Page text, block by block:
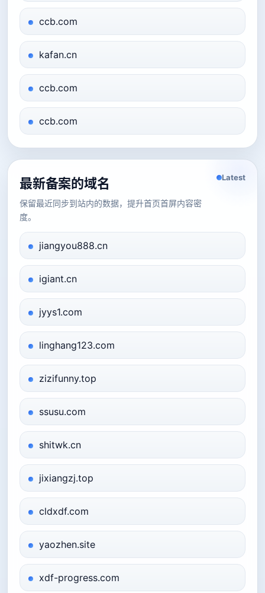
ccb.com
kafan.cn
ccb.com
ccb.com
最新备案的域名
保留最近同步到站内的数据，提升首页首屏内容密
度。
Latest
jiangyou888.cn
igiant.cn
jyys1.com
linghang123.com
zizifunny.top
ssusu.com
shitwk.cn
jixiangzj.top
cldxdf.com
yaozhen.site
xdf-progress.com